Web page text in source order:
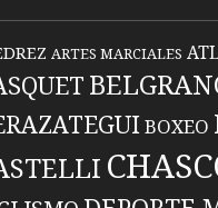
ARTES MARCIALES
BOXEO